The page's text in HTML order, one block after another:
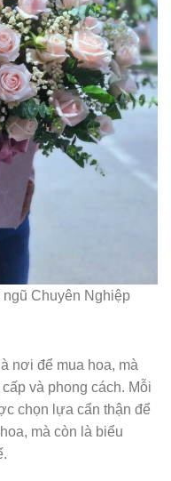
Chuyên Nghiệp
nơi để mua hoa, mà
và phong cách. Mỗi
chọn lựa cẩn thận để
mà còn là biểu